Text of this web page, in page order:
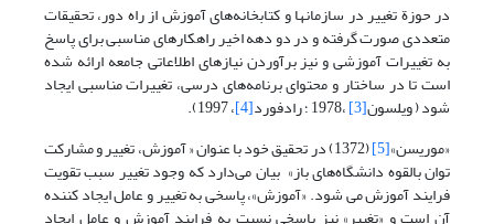
در حوزة تغییر در سازمانها و کتابخانه‌های آموزش از راه دور، تحقیقات
متعددی صورت گرفته و در دو دهه اخیر راهکارهای مناسبی برای پاسخ
به تغییرات آموزشی و نیز برآوردن نیازهای اطلاعاتی جامعه ارائه شده
است تا در ساختار و محتوای برنامه‌های درسی، تغییرات مناسبی ایجاد
شود ( ویلسون[3] ،1978 ؛ رادفورد [4] ، 1997).
«موریسن»[5] (1372) در تحقیق خود با عنوان « آموزش، تغییر و مشارکت
توان بالقوه دانشگاه‌های باز» بیان می‌دارد که وجود تغییر سبب تقویت
فرایند آموزش می شود. «آموزش»، پاسخی به تغییر و عامل ایجاد کننده